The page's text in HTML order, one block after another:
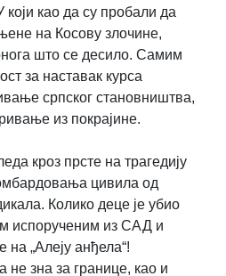
као да су пробали да
на Косову злочине,
што се десило. Самим
за наставак курса
српског становништва,
из покрајине.
кроз прсте на трагедију
цивила од
Колико деце је убио
испорученим из САД и
на „Алеју анђела“!
зна за границе, као и